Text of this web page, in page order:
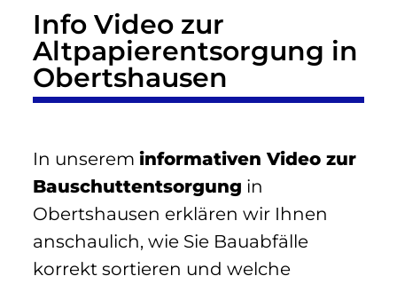
Info Video zur
Altpapierentsorgung in
Obertshausen
In unserem informativen Video zur
Bauschuttentsorgung in
Obertshausen erklären wir Ihnen
anschaulich, wie Sie Bauabfälle
korrekt sortieren und welche